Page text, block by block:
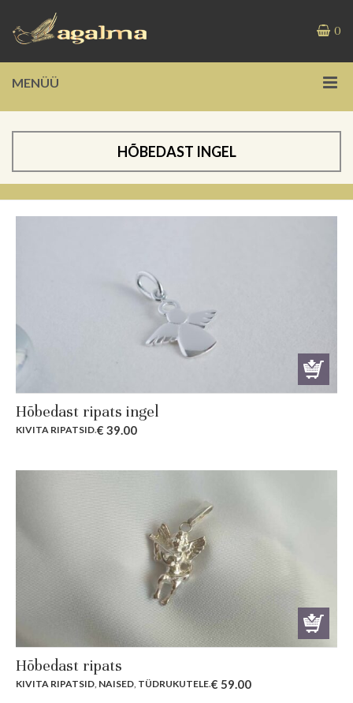
0
MENÜÜ
HÕBEDAST INGEL
Hõbedast ripats ingel
KIVITA RIPATSID.€ 39.00
Hõbedast ripats
KIVITA RIPATSID, NAISED, TÜDRUKUTELE.€ 59.00